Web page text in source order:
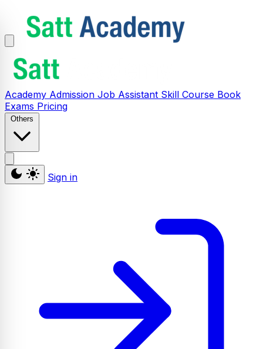
Academy Admission Job Assistant Skill Course Book
Exams Pricing
Others
Sign in